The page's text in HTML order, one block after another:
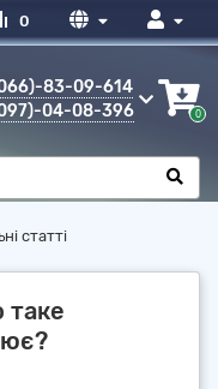
0
83-09-614
04-08-396
0
статті
таке